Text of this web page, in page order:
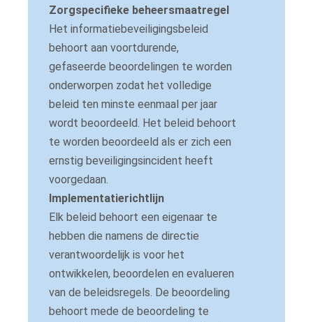
Zorgspecifieke beheersmaatregel
Het informatiebeveiligingsbeleid
behoort aan voortdurende,
gefaseerde beoordelingen te worden
onderworpen zodat het volledige
beleid ten minste eenmaal per jaar
wordt beoordeeld. Het beleid behoort
te worden beoordeeld als er zich een
ernstig beveiligingsincident heeft
voorgedaan.
Implementatierichtlijn
Elk beleid behoort een eigenaar te
hebben die namens de directie
verantwoordelijk is voor het
ontwikkelen, beoordelen en evalueren
van de beleidsregels. De beoordeling
behoort mede de beoordeling te